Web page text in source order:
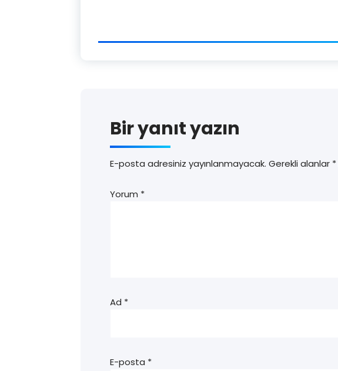
Bir yanıt yazın
E-posta adresiniz yayınlanmayacak. Gerekli alanlar *
Yorum *
Ad *
E-posta *